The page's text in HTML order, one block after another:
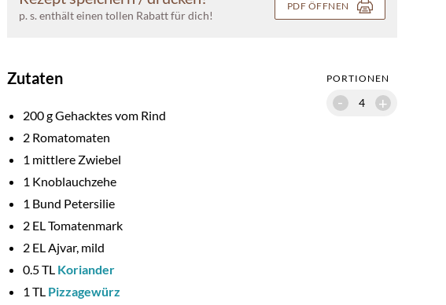
p. s. enthält einen tollen Rabatt für dich!
PDF ÖFFNEN
Zutaten PORTIONEN
+
-
200g Gehacktes vom Rind
2Romatomaten
1 mittlere Zwiebel
1 Knoblauchzehe
1 Bund Petersilie
2EL Tomatenmark
2EL Ajvar, mild
0.5TL Koriander
1 TL Pizzagewürz